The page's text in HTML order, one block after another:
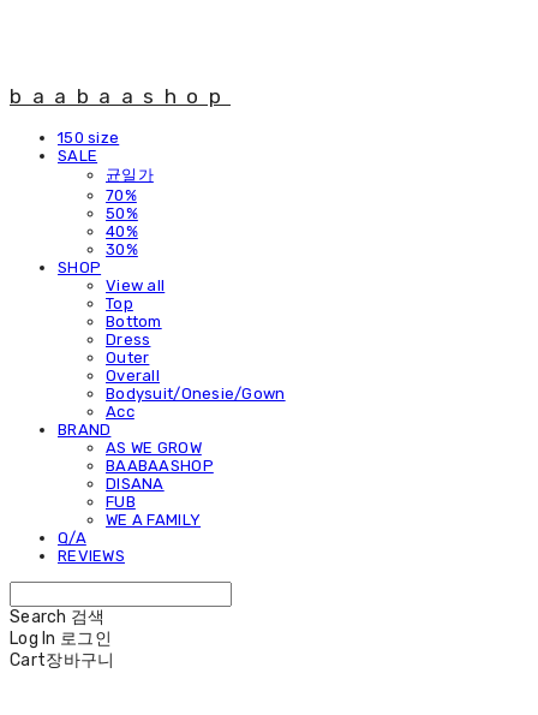
baabaashop
150 size
SALE
균일가
70%
50%
40%
30%
SHOP
View all
Top
Bottom
Dress
Outer
Overall
Bodysuit/Onesie/Gown
Acc
BRAND
AS WE GROW
BAABAASHOP
DISANA
FUB
WE A FAMILY
Q/A
REVIEWS
Search 검색
Log In 로그인
Cart장바구니